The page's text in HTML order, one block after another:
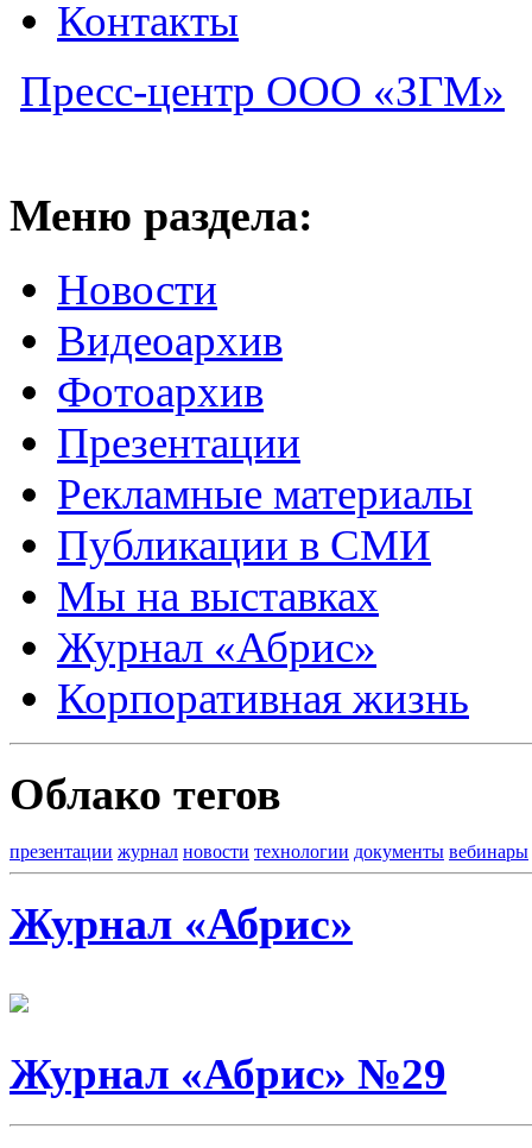
Контакты
Пресс-центр ООО «ЗГМ»
Меню раздела:
Новости
Видеоархив
Фотоархив
Презентации
Рекламные материалы
Публикации в СМИ
Мы на выставках
Журнал «Абрис»
Корпоративная жизнь
Облако тегов
презентации журнал новости технологии документы вебинары
Журнал «Абрис»
Журнал «Абрис» №29